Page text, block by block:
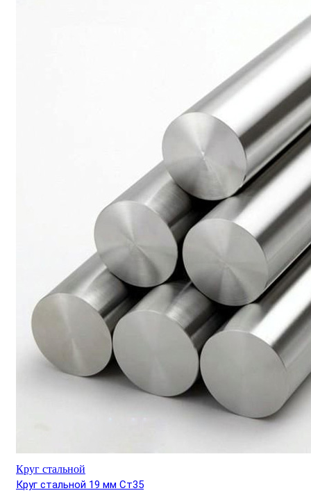
Круг стальной
Круг стальной 19 мм Ст35